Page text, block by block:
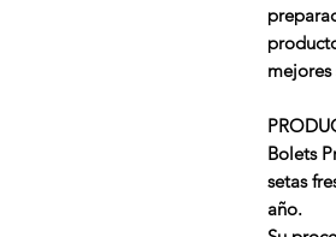
Bolets
setas
año.